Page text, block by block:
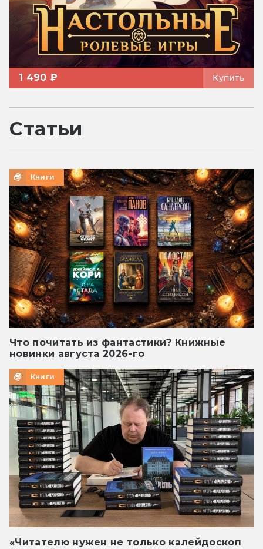
1 490 ₽ Купить
Статьи
Книги
Что почитать из фантастики? Книжные
новинки августа 2026-го
Книги
«Читателю нужен не только калейдоскоп